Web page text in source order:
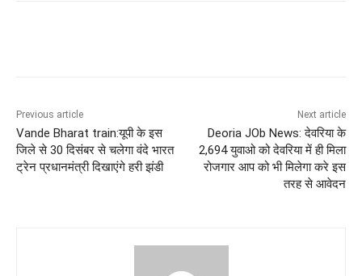
Previous article
Vande Bharat train:यूपी के इस
जिले से 30 दिसंबर से चलेगा वंदे भारत
ट्रेन प्रधानमंत्री दिखाएंगे हरी झंडी
Next article
Deoria JOb News: देवरिया के
2,694 युवाओ को देवरिया में ही मिला
रोजगार आप को भी मिलेगा करे इस
तरह से आवेदन